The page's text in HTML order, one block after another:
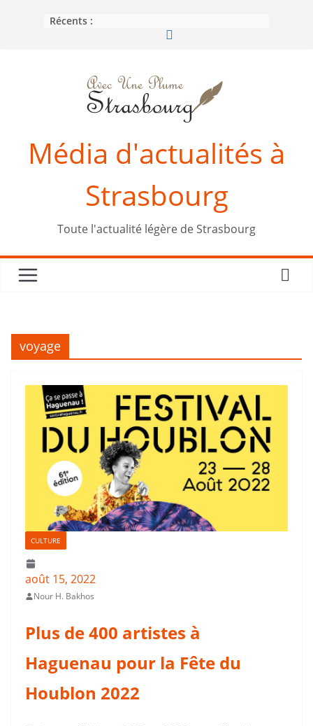
Récents :
Média d'actualités à
Strasbourg
Toute l'actualité légère de Strasbourg
voyage
CULTURE
août 15, 2022
Nour H. Bakhos
Plus de 400 artistes à
Haguenau pour la Fête du
Houblon 2022